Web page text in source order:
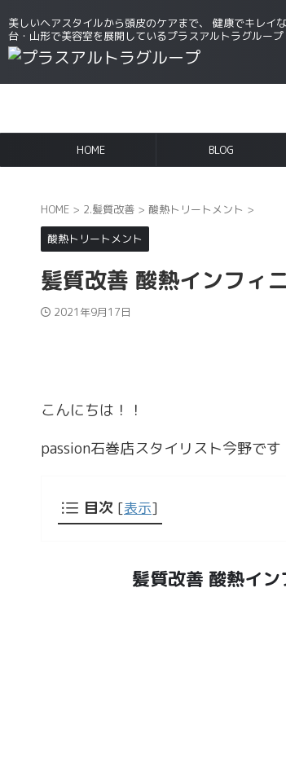
美しいヘアスタイルから頭皮のケアまで、 健康でキレイ
台・山形で美容室を展開しているプラスアルトラグループ
HOME BLOG
HOME > 2.髪質改善 > 酸熱トリートメント >
酸熱トリートメント
髪質改善 酸熱インフィ
2021年9月17日
こんにちは！！
passion石巻店スタイリスト今野です
目次 [表示]
髪質改善 酸熱イ